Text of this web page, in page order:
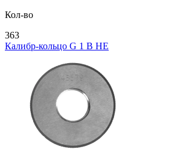
Кол-во
363
Калибр-кольцо G 1 В НЕ